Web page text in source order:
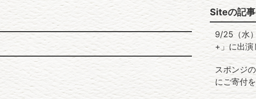
Siteの記
9/25（水
+」に出演
スポンジ
にご寄付